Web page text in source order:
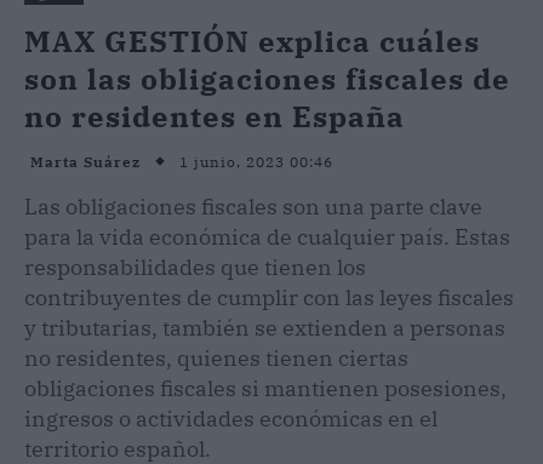
MAX GESTIÓN explica cuáles
son las obligaciones fiscales de
no residentes en España
Marta Suárez 1 junio, 2023 00:46
Las obligaciones fiscales son una parte clave
para la vida económica de cualquier país. Estas
responsabilidades que tienen los
contribuyentes de cumplir con las leyes fiscales
y tributarias, también se extienden a personas
no residentes, quienes tienen ciertas
obligaciones fiscales si mantienen posesiones,
ingresos o actividades económicas en el
territorio español.